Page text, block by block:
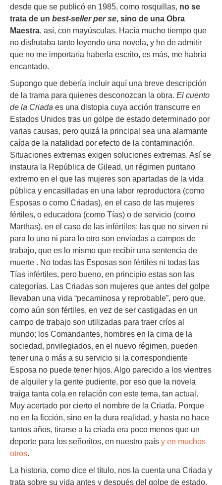
desde que se publicó en 1985, como rosquillas, no se
trata de un best-seller per se, sino de una Obra
Maestra, así, con mayúsculas. Hacía mucho tiempo que
no disfrutaba tanto leyendo una novela, y he de admitir
que no me importaría haberla escrito, es más, me habría
encantado.
Supongo que debería incluir aquí una breve descripción
de la trama para quienes desconozcan la obra. El cuento
de la Criada es una distopia cuya acción transcurre en
Estados Unidos tras un golpe de estado determinado por
varias causas, pero quizá la principal sea una alarmante
caída de la natalidad por efecto de la contaminación.
Situaciones extremas exigen soluciones extremas. Así se
instaura la República de Gilead, un régimen puritano
extremo en el que las mujeres son apartadas de la vida
pública y encasilladas en una labor reproductora (como
Esposas o como Criadas), en el caso de las mujeres
fértiles, o educadora (como Tías) o de servicio (como
Marthas), en el caso de las infértiles; las que no sirven ni
para lo uno ni para lo otro son enviadas a campos de
trabajo, que es lo mismo que recibir una sentencia de
muerte . No todas las Esposas son fértiles ni todas las
Tías infértiles, pero bueno, en principio estas son las
categorías. Las Criadas son mujeres que antes del golpe
llevaban una vida “pecaminosa y reprobable”, pero que,
como aún son fértiles, en vez de ser castigadas en un
campo de trabajo son utilizadas para traer críos al
mundo; los Comandantes, hombres en la cima de la
sociedad, privilegiados, en el nuevo régimen, pueden
tener una o más a su servicio si la correspondiente
Esposa no puede tener hijos. Algo parecido a los vientres
de alquiler y la gente pudiente, por eso que la novela
traiga tanta cola en relación con este tema, tan actual.
Muy acertado por cierto el nombre de la Criada. Porque
no en la ficción, sino en la dura realidad, y hasta no hace
tantos años, tirarse a la criada era poco menos que un
deporte para los señoritos, en nuestro país y en muchos
otros.
La historia, como dice el título, nos la cuenta una Criada y
trata sobre su vida antes y después del golpe de estado.